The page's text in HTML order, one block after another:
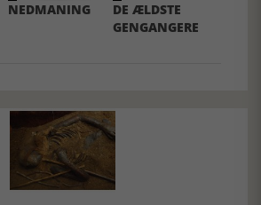
NEDMANING
DE ÆLDSTE
GENGANGERE